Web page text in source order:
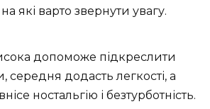
на які варто звернути увагу.
допоможе підкреслити
середня додасть легкості, а
ностальгію і безтурботність.